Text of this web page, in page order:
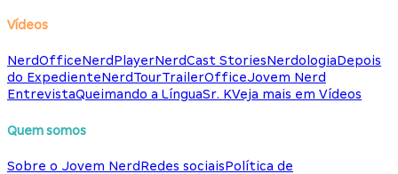
Vídeos
NerdOfficeNerdPlayerNerdCast StoriesNerdologiaDepois
do ExpedienteNerdTourTrailerOfficeJovem Nerd
EntrevistaQueimando a LínguaSr. KVeja mais em Vídeos
Quem somos
Sobre o Jovem NerdRedes sociaisPolítica de